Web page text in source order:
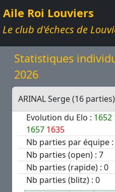
Aile Roi Louviers
Le club d'échecs de
Statistiques
2026
ARINAL Serge (16 parties)
Evolution du Elo : 1652
1657 1635
Nb parties par équipe :
Nb parties (open) : 7
Nb parties (rapide) : 0
Nb parties (blitz) : 0